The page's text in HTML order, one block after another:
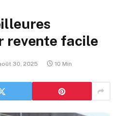
revente facile
30, 2025 10 Min